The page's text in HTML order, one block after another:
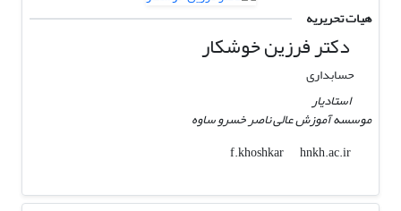
هیات تحریریه
دکتر فرزین خوشکار
حسابداری
استادیار
موسسه آموزش عالی ناصر خسرو ساوه
f.khoshkar
hnkh.ac.ir